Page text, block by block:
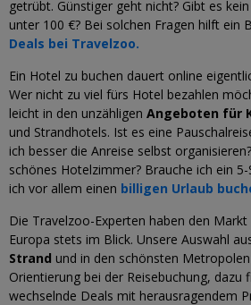
getrübt. Günstiger geht nicht? Gibt es
unter 100 €? Bei solchen Fragen hilft ein
Deals bei Travelzoo.
Ein Hotel zu buchen dauert online
Wer nicht zu viel fürs Hotel bezahlen
leicht in den unzähligen Angeboten für
und Strandhotels. Ist es eine
ich besser die Anreise selbst
schönes Hotelzimmer? Brauche ich ein
ich vor allem einen billigen Urlaub
Die Travelzoo-Experten haben den
Europa stets im Blick. Unsere Auswahl
Strand und in den schönsten
Orientierung bei der Reisebuchung, dazu
wechselnde Deals mit herausragendem